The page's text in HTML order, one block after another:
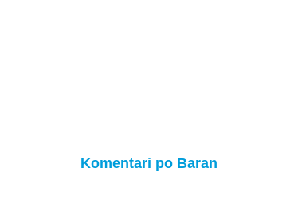
Komentari po Baran